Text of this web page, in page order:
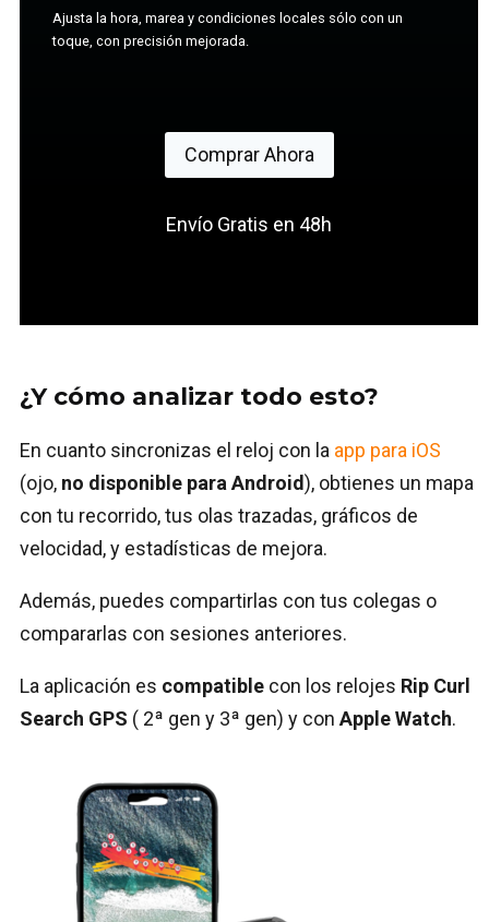
Ajusta la hora, marea y condiciones locales sólo con un
toque, con precisión mejorada.
Comprar Ahora
Envío Gratis en 48h
¿Y cómo analizar todo esto?
En cuanto sincronizas el reloj con la app para iOS
(ojo, no disponible para Android), obtienes un mapa
con tu recorrido, tus olas trazadas, gráficos de
velocidad, y estadísticas de mejora.
Además, puedes compartirlas con tus colegas o
compararlas con sesiones anteriores.
La aplicación es compatible con los relojes Rip Curl
Search GPS ( 2ª gen y 3ª gen) y con Apple Watch.